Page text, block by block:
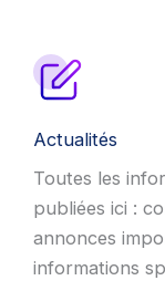
Actualités
Toutes les
publiées ici :
annonces
informations